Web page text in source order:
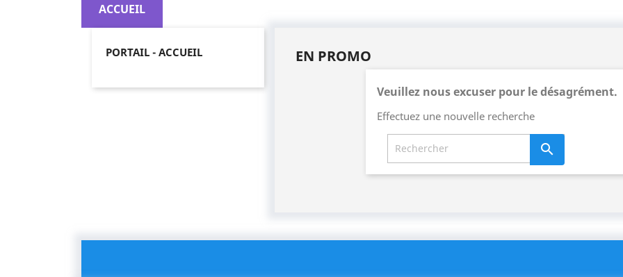
ACCUEIL
PORTAIL - ACCUEIL EN PROMO
Veuillez nous excuser pour le désagrément.
Effectuez une nouvelle recherche
